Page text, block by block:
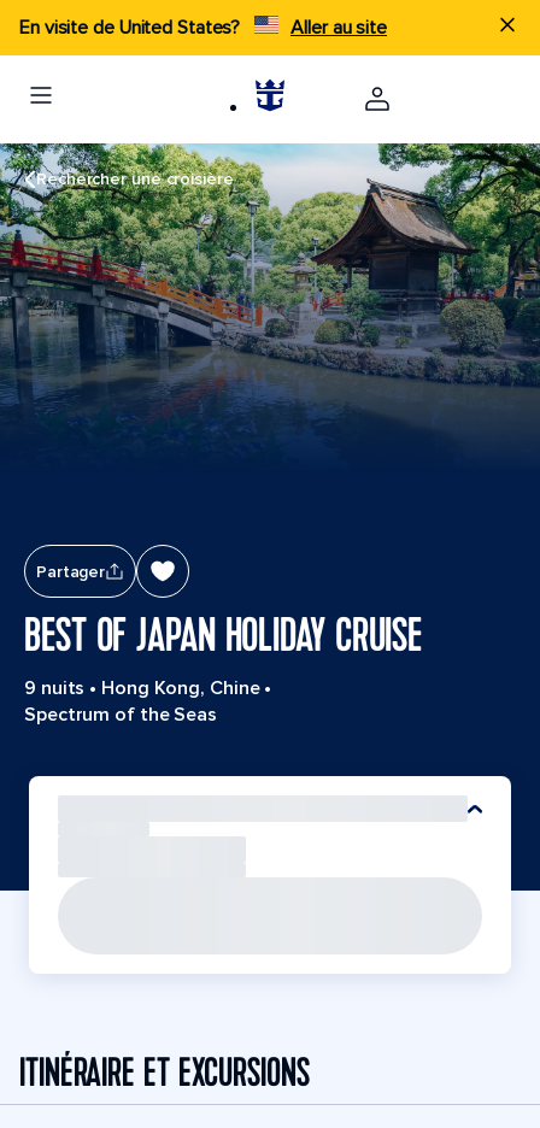
En visite de United States? Aller au site
Rechercher une croisière
Partager
BEST OF JAPAN HOLIDAY CRUISE
9 nuits • Hong Kong, Chine•
Spectrum of the Seas
ITINÉRAIRE ET EXCURSIONS